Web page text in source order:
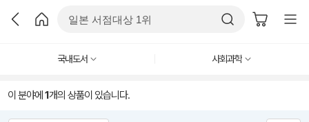
국내도서 사회과학
이 분야에 1개의 상품이 있습니다.